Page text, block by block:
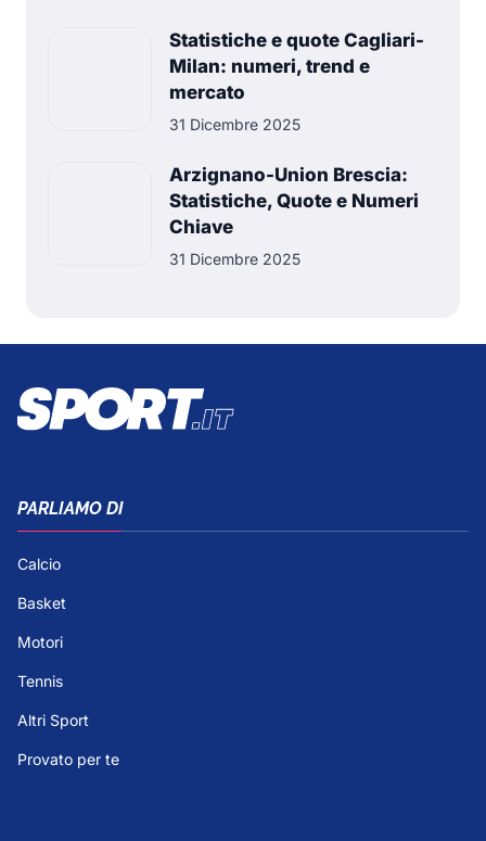
Statistiche e quote Cagliari-
Milan: numeri, trend e
mercato
31 Dicembre 2025
Arzignano-Union Brescia:
Statistiche, Quote e Numeri
Chiave
31 Dicembre 2025
PARLIAMO DI
Calcio
Basket
Motori
Tennis
Altri Sport
Provato per te